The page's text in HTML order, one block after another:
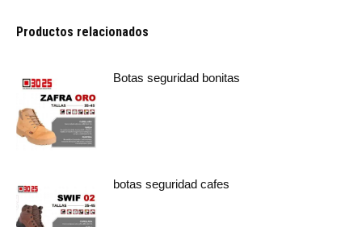
Productos relacionados
Botas seguridad bonitas
botas seguridad cafes